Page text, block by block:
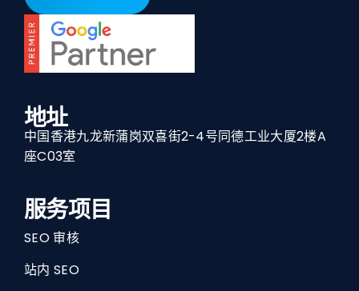
地址
中国香港九龙新蒲岗双喜街2-4号同德工业大厦2楼A
座C03室
服务项目
SEO 审核
站内 SEO